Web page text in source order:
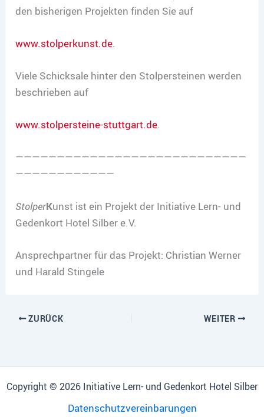
den bisherigen Projekten finden Sie auf
www.stolperkunst.de.
Viele Schicksale hinter den Stolpersteinen werden
beschrieben auf
www.stolpersteine-stuttgart.de.
————————————————————————————
————————————
StolperKunst ist ein Projekt der Initiative Lern- und
Gedenkort Hotel Silber e.V.
Ansprechpartner für das Projekt: Christian Werner
und Harald Stingele
ZURÜCK WEITER
Copyright © 2026 Initiative Lern- und Gedenkort Hotel Silber
Datenschutzvereinbarungen